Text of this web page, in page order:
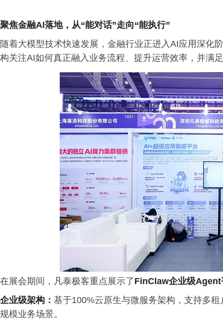
聚焦金融AI落地，从“能对话”走向“能执行”
随着大模型技术快速发展，金融行业正进入AI应用深化
构关注AI如何真正融入业务流程、提升运营效率，并满
在展会期间，凡泰极客重点展示了FinClaw企业级Agent
企业级架构： 基于100%云原生与微服务架构，支持多
规模业务场景。